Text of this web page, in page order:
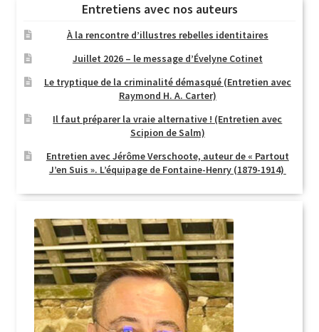
Entretiens avec nos auteurs
À la rencontre d’illustres rebelles identitaires
Juillet 2026 – le message d’Évelyne Cotinet
Le tryptique de la criminalité démasqué (Entretien avec
Raymond H. A. Carter)
Il faut préparer la vraie alternative ! (Entretien avec
Scipion de Salm)
Entretien avec Jérôme Verschoote, auteur de « Partout
J’en Suis ». L’équipage de Fontaine-Henry (1879-1914)